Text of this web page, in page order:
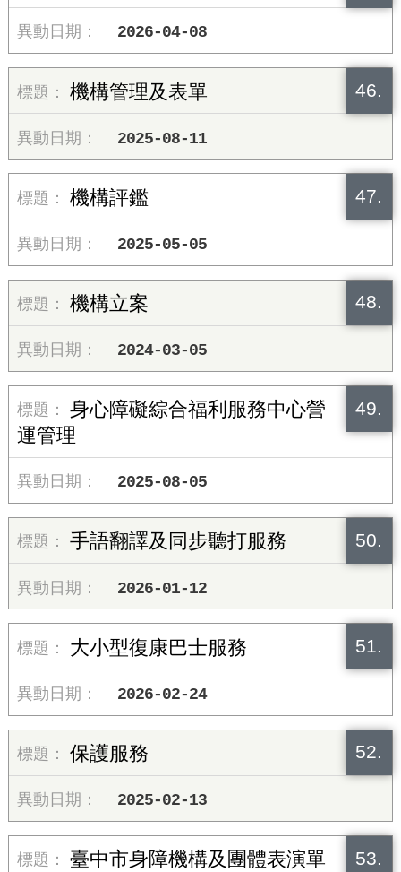
2026-04-08
46.
機構管理及表單
2025-08-11
47.
機構評鑑
2025-05-05
48.
機構立案
2024-03-05
49.
身心障礙綜合福利服務中心營
運管理
2025-08-05
50.
手語翻譯及同步聽打服務
2026-01-12
51.
大小型復康巴士服務
2026-02-24
52.
保護服務
2025-02-13
53.
臺中市身障機構及團體表演單